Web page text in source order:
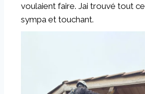
voulaient faire. Jai trouvé tout
sympa et touchant.